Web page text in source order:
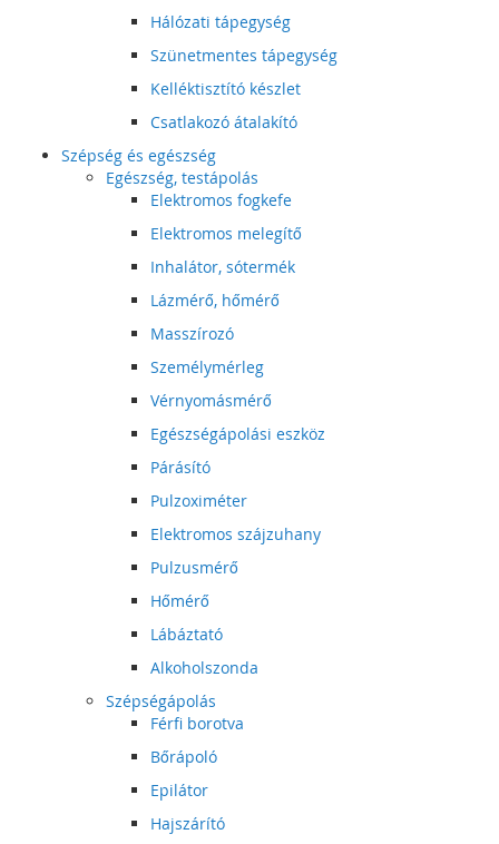
Hálózati tápegység
Szünetmentes tápegység
Kelléktisztító készlet
Csatlakozó átalakító
Szépség és egészség
Egészség, testápolás
Elektromos fogkefe
Elektromos melegítő
Inhalátor, sótermék
Lázmérő, hőmérő
Masszírozó
Személymérleg
Vérnyomásmérő
Egészségápolási eszköz
Párásító
Pulzoximéter
Elektromos szájzuhany
Pulzusmérő
Hőmérő
Lábáztató
Alkoholszonda
Szépségápolás
Férfi borotva
Bőrápoló
Epilátor
Hajszárító